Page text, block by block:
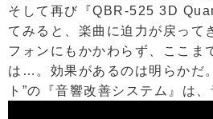
そして再び『QBR-525 3D
てみると、楽曲に迫力が戻って
フォンにもかかわらず、ここま
は…。効果があるのは明らかだ
ト”の『音響改善システム』は、